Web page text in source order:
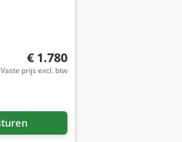
€ 1.780
Vaste prijs excl. btw